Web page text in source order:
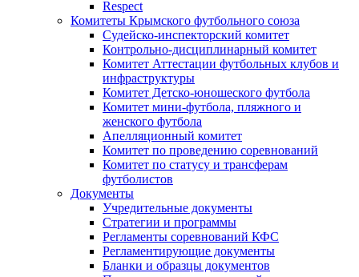
Respect
Комитеты Крымского футбольного союза
Судейско-инспекторский комитет
Контрольно-дисциплинарный комитет
Комитет Аттестации футбольных клубов и
инфраструктуры
Комитет Детско-юношеского футбола
Комитет мини-футбола, пляжного и
женского футбола
Апелляционный комитет
Комитет по проведению соревнований
Комитет по статусу и трансферам
футболистов
Документы
Учредительные документы
Стратегии и программы
Регламенты соревнований КФС
Регламентирующие документы
Бланки и образцы документов